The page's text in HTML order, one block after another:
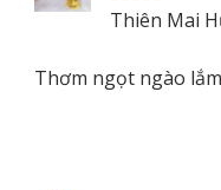
Rated5 out
Thiên Mai
Thơm ngọt ngào